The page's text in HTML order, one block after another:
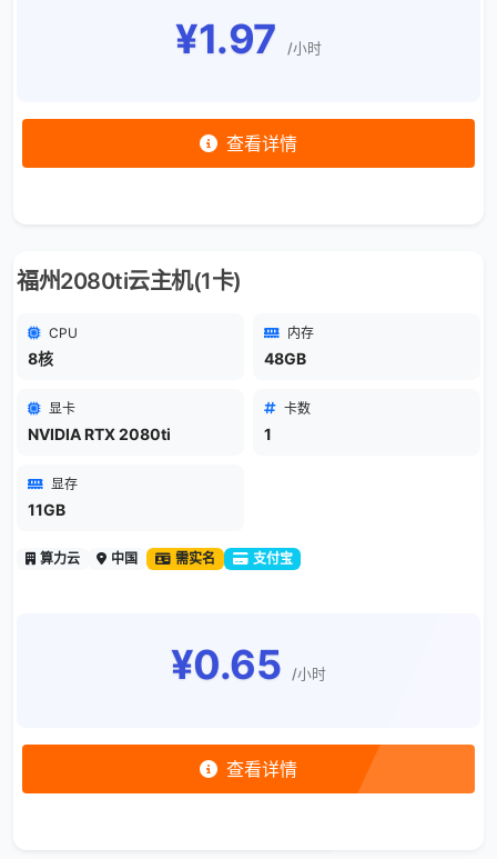
¥1.97 /小时
查看详情
福州2080ti云主机(1卡)
CPU
8核
内存
48GB
显卡
NVIDIA RTX 2080ti
卡数
1
显存
11GB
算力云 中国 需实名 支付宝
¥0.65 /小时
查看详情